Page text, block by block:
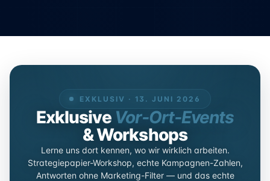
EXKLUSIV · 13. JUNI 2026
Exklusive Vor‑Ort‑Events
& Workshops
Lerne uns dort kennen, wo wir wirklich arbeiten.
Strategiepapier-Workshop, echte Kampagnen-Zahlen,
Antworten ohne Marketing-Filter — und das echte